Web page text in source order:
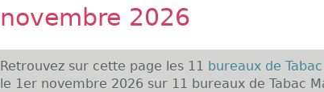
novembre 2026
Retrouvez sur cette page les 11 bureaux de
le 1er novembre 2026 sur 11 bureaux de Tabac